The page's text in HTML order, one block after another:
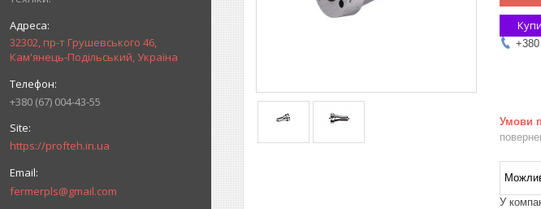
32302, пр-т Грушевського 46,
Кам'янець-Подільський, Україна
+380 (67) 004-43-55
https://profteh.in.ua
fermerpls@gmail.com
У